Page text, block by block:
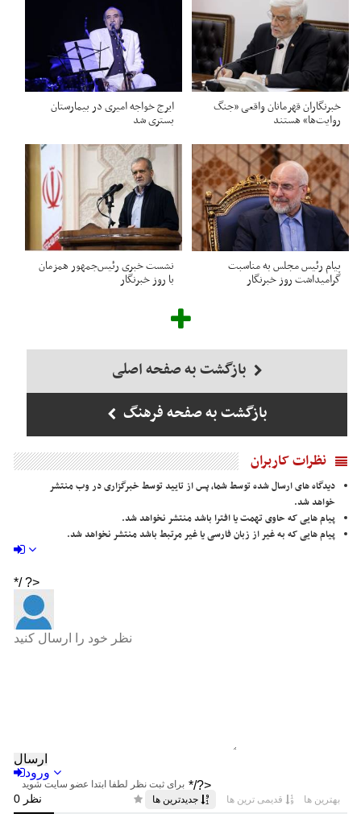
خبرنگاران قهرمانان واقعی «جنگ
روایت‌ها» هستند
ایرج خواجه امیری در بیمارستان
بستری شد
پیام رئیس مجلس به مناسبت
گرامیداشت روز خبرنگار
نشست خبری رئیس‌جمهور همزمان
با روز خبرنگار
بازگشت به صفحه اصلی
بازگشت به صفحه فرهنگ
نظرات کاربران
دیدگاه های ارسال شده توسط شما، پس از تایید توسط خبرگزاری در وب منتشر
خواهد شد.
پیام هایی که حاوی تهمت یا افترا باشد منتشر نخواهد شد.
پیام هایی که به غیر از زبان فارسی یا غیر مرتبط باشد منتشر نخواهد شد.